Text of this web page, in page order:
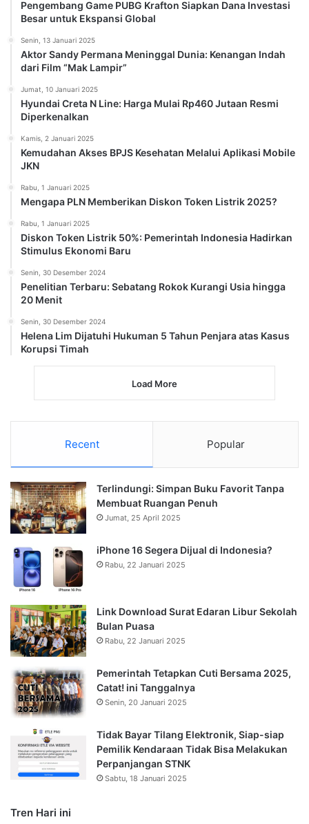
Pengembang Game PUBG Krafton Siapkan Dana Investasi
Besar untuk Ekspansi Global
Senin, 13 Januari 2025
Aktor Sandy Permana Meninggal Dunia: Kenangan Indah
dari Film “Mak Lampir”
Jumat, 10 Januari 2025
Hyundai Creta N Line: Harga Mulai Rp460 Jutaan Resmi
Diperkenalkan
Kamis, 2 Januari 2025
Kemudahan Akses BPJS Kesehatan Melalui Aplikasi Mobile
JKN
Rabu, 1 Januari 2025
Mengapa PLN Memberikan Diskon Token Listrik 2025?
Rabu, 1 Januari 2025
Diskon Token Listrik 50%: Pemerintah Indonesia Hadirkan
Stimulus Ekonomi Baru
Senin, 30 Desember 2024
Penelitian Terbaru: Sebatang Rokok Kurangi Usia hingga
20 Menit
Senin, 30 Desember 2024
Helena Lim Dijatuhi Hukuman 5 Tahun Penjara atas Kasus
Korupsi Timah
Load More
Recent Popular
Terlindungi: Simpan Buku Favorit Tanpa
Membuat Ruangan Penuh
Jumat, 25 April 2025
iPhone 16 Segera Dijual di Indonesia?
Rabu, 22 Januari 2025
Link Download Surat Edaran Libur Sekolah
Bulan Puasa
Rabu, 22 Januari 2025
Pemerintah Tetapkan Cuti Bersama 2025,
Catat! ini Tanggalnya
Senin, 20 Januari 2025
Tidak Bayar Tilang Elektronik, Siap-siap
Pemilik Kendaraan Tidak Bisa Melakukan
Perpanjangan STNK
Sabtu, 18 Januari 2025
Tren Hari ini